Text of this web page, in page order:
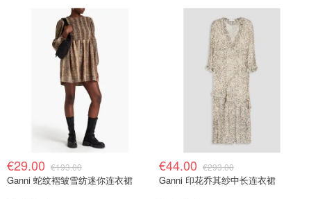
€29.00 €193.00
Ganni 蛇纹褶皱雪纺迷你连衣裙
€44.00 €293.00
Ganni 印花乔其纱中长连衣裙